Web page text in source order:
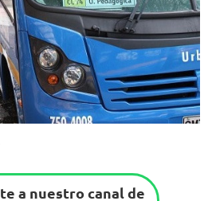
a nuestro canal de